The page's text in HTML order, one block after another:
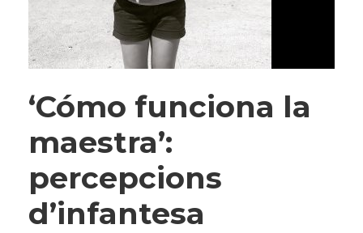
‘Cómo funciona la
maestra’:
percepcions
d’infantesa